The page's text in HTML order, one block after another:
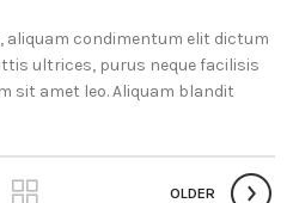
aliquam condimentum elit dictum
ultrices, purus neque facilisis
sit amet leo. Aliquam blandit
OLDER